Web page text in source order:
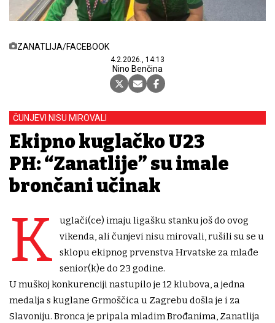
ZANATLIJA/FACEBOOK
4.2.2026., 14:13
Nino Benčina
ČUNJEVI NISU MIROVALI
Ekipno kuglačko U23
PH: “Zanatlije” su imale
brončani učinak
K
uglači(ce) imaju ligašku stanku još do ovog
vikenda, ali čunjevi nisu mirovali, rušili su se u
sklopu ekipnog prvenstva Hrvatske za mlađe
senior(k)e do 23 godine.
U muškoj konkurenciji nastupilo je 12 klubova, a jedna
medalja s kuglane Grmoščica u Zagrebu došla je i za
Slavoniju. Bronca je pripala mladim Brođanima, Zanatlija